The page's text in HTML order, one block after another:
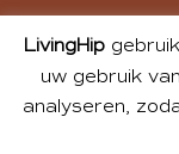
LivingHip
uw gebruik
analyseren,